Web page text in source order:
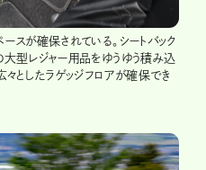
スが確保されている。シートバック
大型レジャー用品をゆうゆう積み込
々としたラゲッジフロアが確保でき